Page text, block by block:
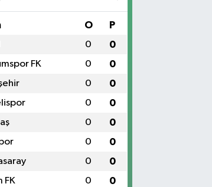
O P
0 0
FK 0 0
0 0
0 0
0 0
0 0
0 0
FK 0 0